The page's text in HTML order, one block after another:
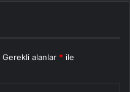
Gerekli alanlar * ile